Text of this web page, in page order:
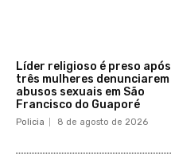
Líder religioso é preso após
três mulheres denunciarem
abusos sexuais em São
Francisco do Guaporé
Policia 8 de agosto de 2026